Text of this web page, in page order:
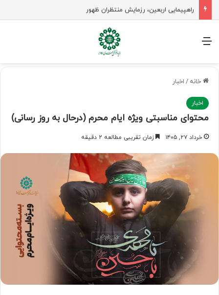
راهپیمایی اربعین، رزمایش منتظران ظهور
منو
خانه / اخبار
اخبار
محتوای مناسبتی ویژه ایام محرم (درحال به روز رسانی)
خرداد ۲۷, ۱۴۰۵ زمان تقریبی مطالعه 2 دقیقه